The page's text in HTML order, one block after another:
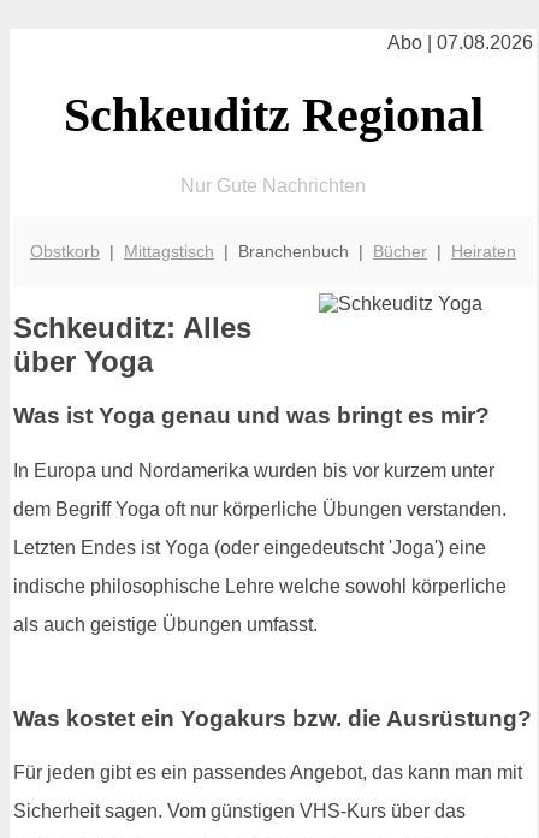
Abo | 07.08.2026
Schkeuditz Regional
Nur Gute Nachrichten
Obstkorb | Mittagstisch | Branchenbuch | Bücher | Heiraten
Schkeuditz: Alles
über Yoga
Was ist Yoga genau und was bringt es mir?
In Europa und Nordamerika wurden bis vor kurzem unter
dem Begriff Yoga oft nur körperliche Übungen verstanden.
Letzten Endes ist Yoga (oder eingedeutscht 'Joga') eine
indische philosophische Lehre welche sowohl körperliche
als auch geistige Übungen umfasst.
Was kostet ein Yogakurs bzw. die Ausrüstung?
Für jeden gibt es ein passendes Angebot, das kann man mit
Sicherheit sagen. Vom günstigen VHS-Kurs über das